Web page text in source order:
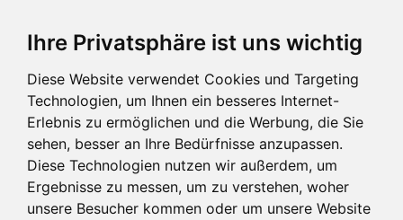
Ihre Privatsphäre ist uns wichtig
Diese Website verwendet Cookies und Targeting
Technologien, um Ihnen ein besseres Internet-
Erlebnis zu ermöglichen und die Werbung, die Sie
sehen, besser an Ihre Bedürfnisse anzupassen.
Diese Technologien nutzen wir außerdem, um
Ergebnisse zu messen, um zu verstehen, woher
unsere Besucher kommen oder um unsere Website